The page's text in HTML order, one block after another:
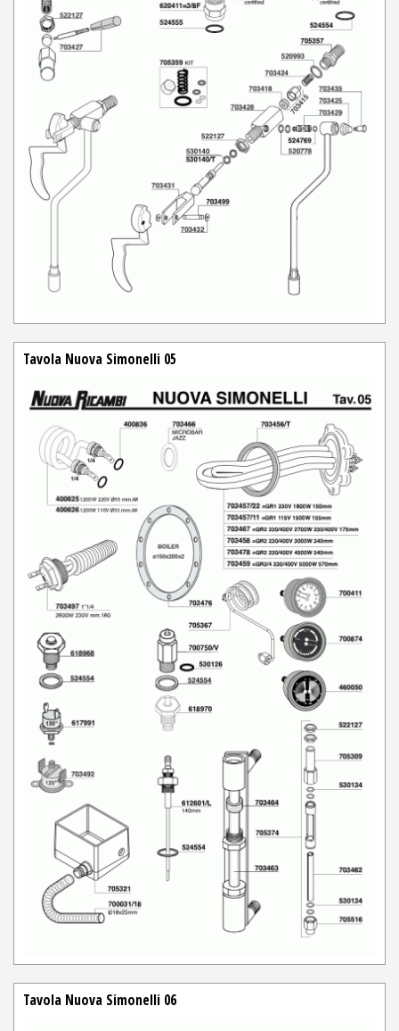
Tavola Nuova Simonelli 05
Tavola Nuova Simonelli 06